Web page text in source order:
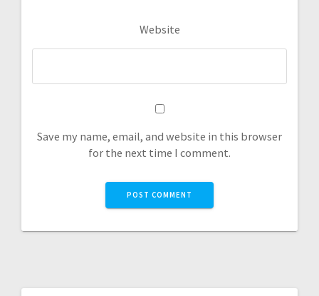
Website
Save my name, email, and website in this browser
for the next time I comment.